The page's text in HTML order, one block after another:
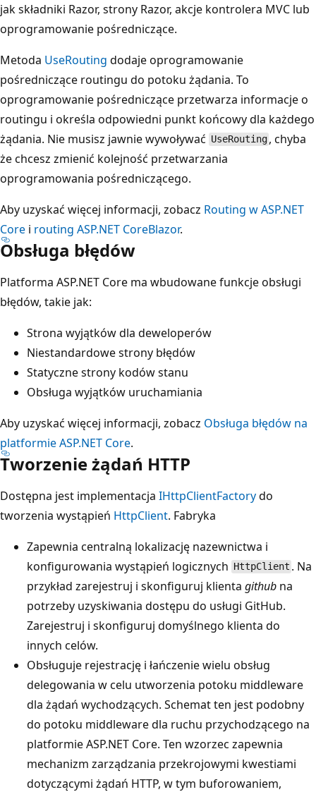
jak składniki Razor, strony Razor, akcje kontrolera MVC lub
oprogramowanie pośredniczące.
Metoda UseRouting dodaje oprogramowanie
pośredniczące routingu do potoku żądania. To
oprogramowanie pośredniczące przetwarza informacje o
routingu i określa odpowiedni punkt końcowy dla każdego
żądania. Nie musisz jawnie wywoływać UseRouting , chyba
że chcesz zmienić kolejność przetwarzania
oprogramowania pośredniczącego.
Aby uzyskać więcej informacji, zobacz Routing w ASP.NET
Core i routing ASP.NET CoreBlazor.
Obsługa błędów
Platforma ASP.NET Core ma wbudowane funkcje obsługi
błędów, takie jak:
Strona wyjątków dla deweloperów
Niestandardowe strony błędów
Statyczne strony kodów stanu
Obsługa wyjątków uruchamiania
Aby uzyskać więcej informacji, zobacz Obsługa błędów na
platformie ASP.NET Core.
Tworzenie żądań HTTP
Dostępna jest implementacja IHttpClientFactorydo
tworzenia wystąpień HttpClient. Fabryka
Zapewnia centralną lokalizację nazewnictwa i
konfigurowania wystąpień logicznych HttpClient . Na
przykład zarejestruj i skonfiguruj klienta github na
potrzeby uzyskiwania dostępu do usługi GitHub.
Zarejestruj i skonfiguruj domyślnego klienta do
innych celów.
Obsługuje rejestrację i łańczenie wielu obsług
delegowania w celu utworzenia potoku middleware
dla żądań wychodzących. Schemat ten jest podobny
do potoku middleware dla ruchu przychodzącego na
platformie ASP.NET Core. Ten wzorzec zapewnia
mechanizm zarządzania przekrojowymi kwestiami
dotyczącymi żądań HTTP, w tym buforowaniem,